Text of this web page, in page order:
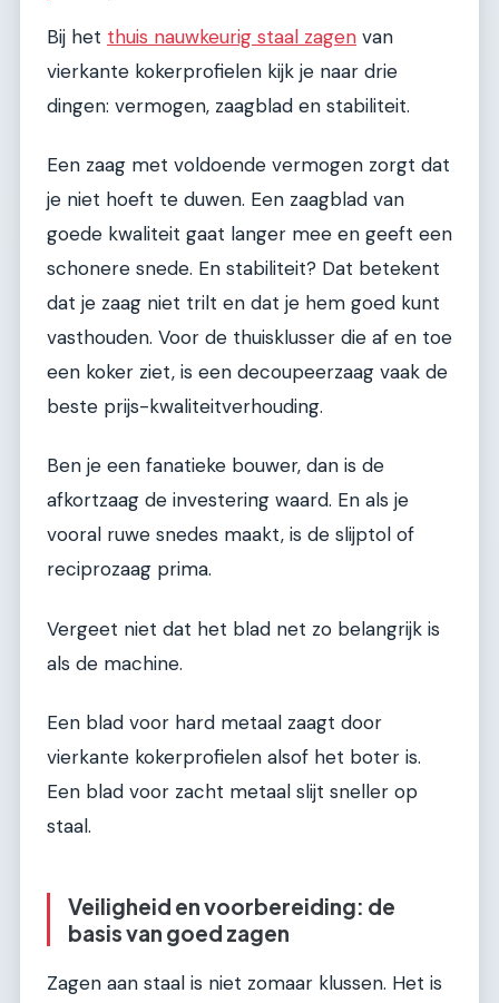
Bij het thuis nauwkeurig staal zagen van
vierkante kokerprofielen kijk je naar drie
dingen: vermogen, zaagblad en stabiliteit.
Een zaag met voldoende vermogen zorgt dat
je niet hoeft te duwen. Een zaagblad van
goede kwaliteit gaat langer mee en geeft een
schonere snede. En stabiliteit? Dat betekent
dat je zaag niet trilt en dat je hem goed kunt
vasthouden. Voor de thuisklusser die af en toe
een koker ziet, is een decoupeerzaag vaak de
beste prijs-kwaliteitverhouding.
Ben je een fanatieke bouwer, dan is de
afkortzaag de investering waard. En als je
vooral ruwe snedes maakt, is de slijptol of
reciprozaag prima.
Vergeet niet dat het blad net zo belangrijk is
als de machine.
Een blad voor hard metaal zaagt door
vierkante kokerprofielen alsof het boter is.
Een blad voor zacht metaal slijt sneller op
staal.
Veiligheid en voorbereiding: de
basis van goed zagen
Zagen aan staal is niet zomaar klussen. Het is